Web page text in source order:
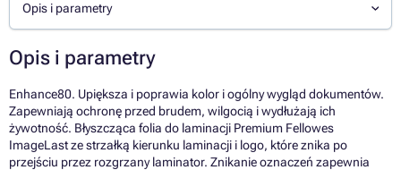
Opis i parametry
Opis i parametry
Enhance80. Upiększa i poprawia kolor i ogólny wygląd dokumentów.
Zapewniają ochronę przed brudem, wilgocią i wydłużają ich
żywotność. Błyszcząca folia do laminacji Premium Fellowes
ImageLast ze strzałką kierunku laminacji i logo, które znika po
przejściu przez rozgrzany laminator. Znikanie oznaczeń zapewnia